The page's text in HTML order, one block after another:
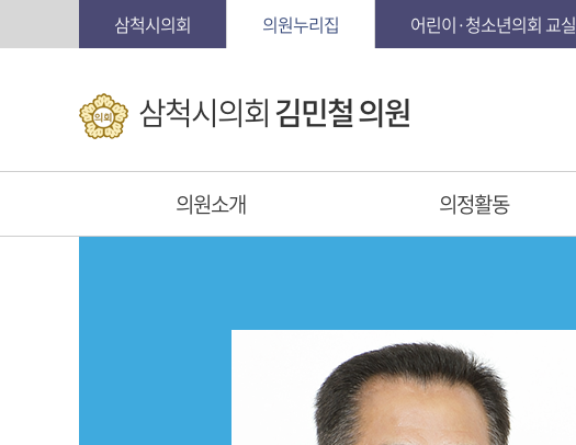
삼척시의회 의원누리집 어린이·청소년의회 교실
삼척시의회김민철 의원
의원소개 의정활동